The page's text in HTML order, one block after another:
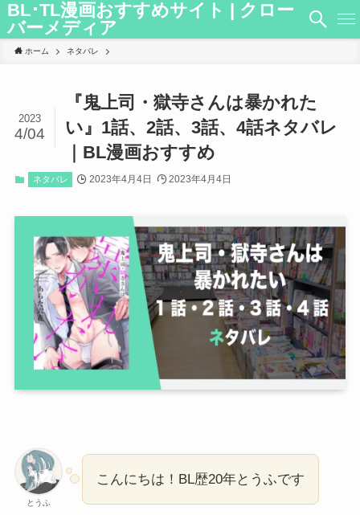
BL･TL漫画おすすめサイト | クロー
バーメディア
ホーム ネタバレ
『鬼上司・獄寺さんは暴かれた
い』1話、2話、3話、4話ネタバレ
｜BL漫画おすすめ
2023
4/04
ネタバレ 2023年4月4日 2023年4月4日
とうふ
こんにちは！BL歴20年とうふです